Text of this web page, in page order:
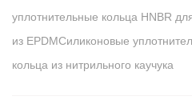
уплотнительные кольца HNBR
из EPDMСиликоновые
кольца из нитрильного каучука